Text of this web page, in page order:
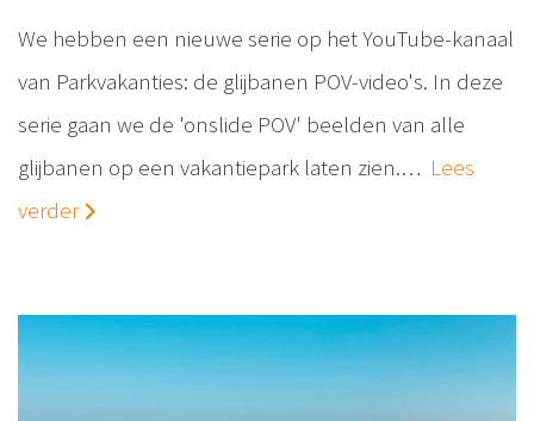
We hebben een nieuwe serie op het YouTube-kanaal
van Parkvakanties: de glijbanen POV-video's. In deze
serie gaan we de 'onslide POV' beelden van alle
glijbanen op een vakantiepark laten zien.… Lees
verder